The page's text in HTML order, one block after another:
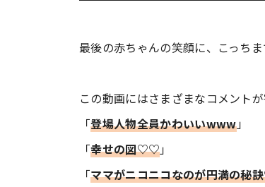
最後の赤ちゃんの笑顔に、こっち
この動画にはさまざまなコメントが
「登場人物全員かわいいwww」
「幸せの図♡♡」
「ママがニコニコなのが円満の秘